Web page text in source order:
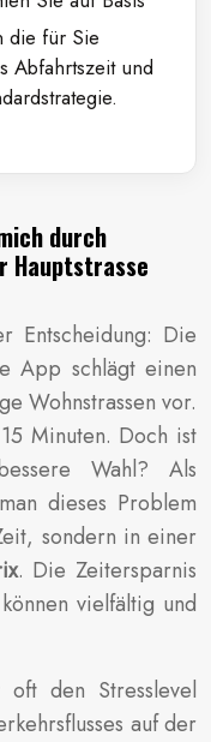
die für Sie
Abfahrtszeit und
durch
Hauptstrasse
Entscheidung: Die
App schlägt einen
Wohnstrassen vor.
Minuten. Doch ist
Wahl? Als
dieses Problem
sondern in einer
. Die Zeitersparnis
vielfältig und
oft den Stresslevel
auf der